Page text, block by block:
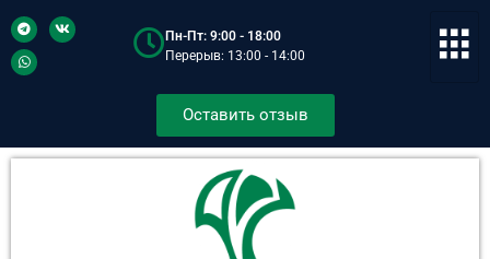
Пн-Пт: 9:00 - 18:00
Перерыв: 13:00 - 14:00
Оставить отзыв